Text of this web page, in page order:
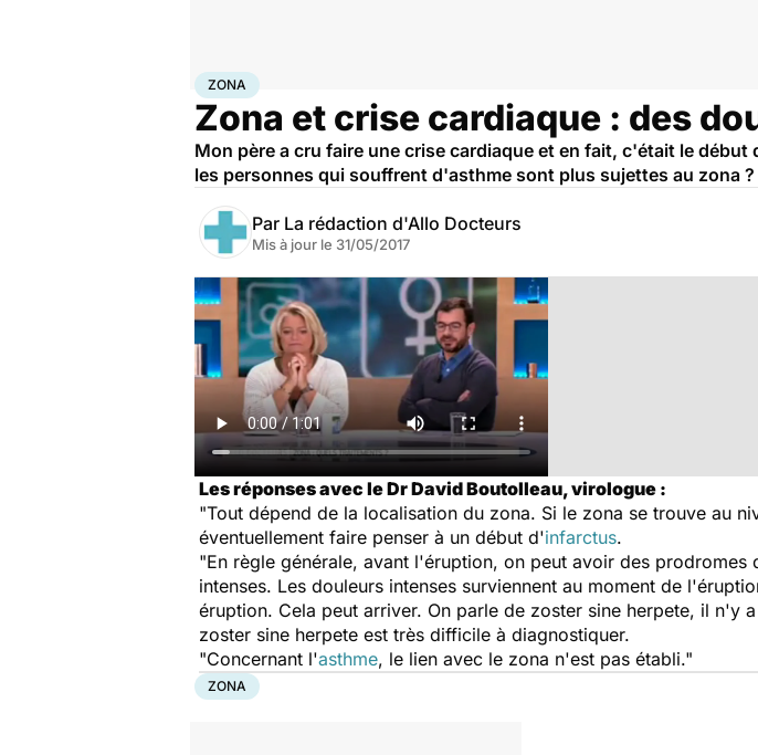
AccueilSanté
ZONA
Zona et crise cardiaque : des
Mon père a cru faire une crise cardiaque et en fait, c'était le
les personnes qui souffrent d'asthme sont plus sujettes au zona ?
Par La rédaction d'Allo Docteurs
Mis à jour le 31/05/2017
Les réponses avec le Dr David Boutolleau, virologue :
"Tout dépend de la localisation du zona. Si le zona se trouve au
éventuellement faire penser à un début d'infarctus.
"En règle générale, avant l'éruption, on peut avoir des
intenses. Les douleurs intenses surviennent au moment de
éruption. Cela peut arriver. On parle de zoster sine herpete, il n'y
zoster sine herpete est très difficile à diagnostiquer.
"Concernant l'asthme, le lien avec le zona n'est pas établi."
ZONA